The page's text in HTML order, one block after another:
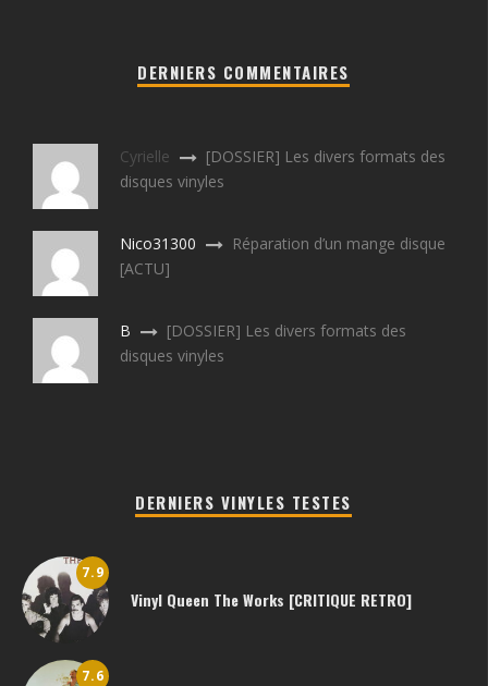
DERNIERS COMMENTAIRES
Cyrielle
[DOSSIER] Les divers formats des
disques vinyles
Nico31300
Réparation d’un mange disque
[ACTU]
B
[DOSSIER] Les divers formats des
disques vinyles
DERNIERS VINYLES TESTES
7.9
Vinyl Queen The Works [CRITIQUE RETRO]
7.6